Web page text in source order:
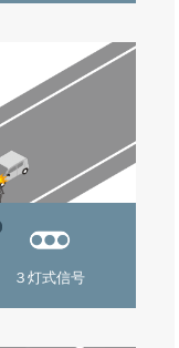
３灯式信号